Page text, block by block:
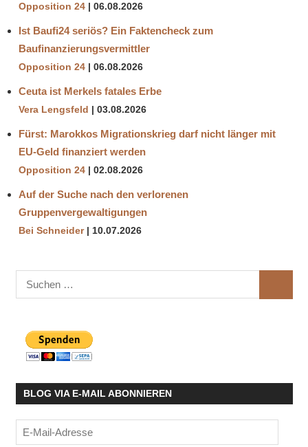
Opposition 24 06.08.2026
Ist Baufi24 seriös? Ein Faktencheck zum
Baufinanzierungsvermittler
Opposition 24 06.08.2026
Ceuta ist Merkels fatales Erbe
Vera Lengsfeld 03.08.2026
Fürst: Marokkos Migrationskrieg darf nicht länger mit
EU-Geld finanziert werden
Opposition 24 02.08.2026
Auf der Suche nach den verlorenen
Gruppenvergewaltigungen
Bei Schneider 10.07.2026
Suchen
nach:
BLOG VIA E-MAIL ABONNIEREN
E-